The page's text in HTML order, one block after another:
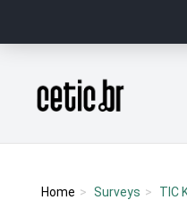
Página inicial
Home Surveys TIC